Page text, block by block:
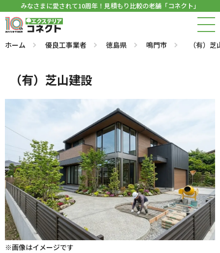
みなさまに愛されて10周年！見積もり比較の老舗「コネクト」
ホーム 優良工事業者 徳島県 鳴門市 （有）
（有）芝山建設
※画像はイメージです